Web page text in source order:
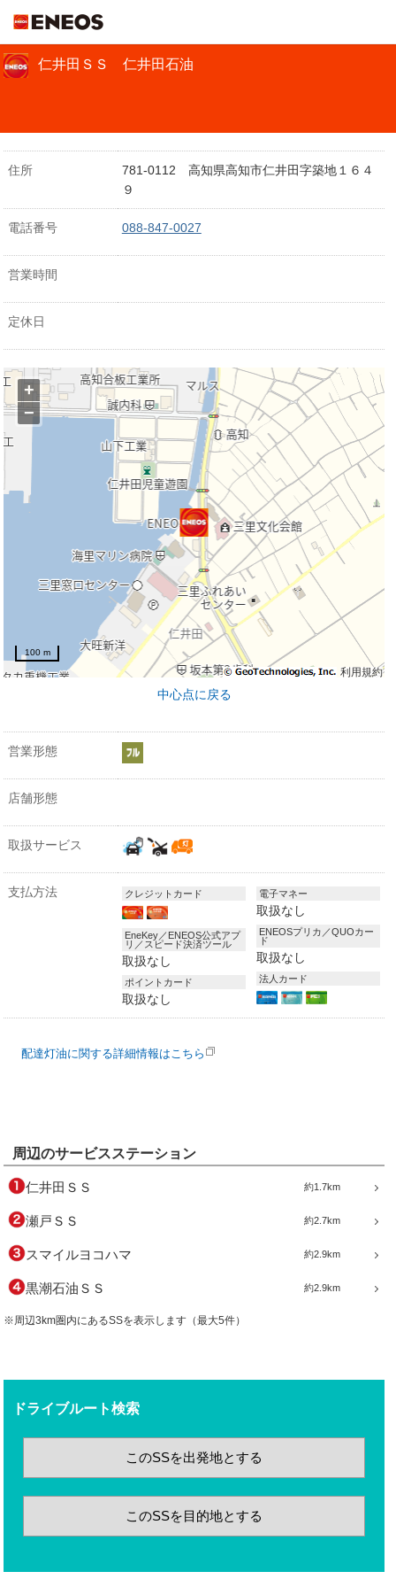
仁井田ＳＳ 仁井田石油
住所
781-0112 高知県高知市仁井田字築地１６４
９
電話番号 088-847-0027
営業時間
定休日
利用規約
+
−
100 m
中心点に戻る
営業形態
店舗形態
取扱サービス
支払方法 クレジットカード
EneKey／ENEOS公式アプ
リ／スピード決済ツール
取扱なし
ポイントカード
取扱なし
電子マネー
取扱なし
ENEOSプリカ／QUOカー
ド
取扱なし
法人カード
配達灯油に関する詳細情報はこちら
周辺のサービスステーション
約1.7km
仁井田ＳＳ
約2.7km
瀬戸ＳＳ
約2.9km
スマイルヨコハマ
約2.9km
黒潮石油ＳＳ
※周辺3km圏内にあるSSを表示します（最大5件）
ドライブルート検索
このSSを出発地とする
このSSを目的地とする